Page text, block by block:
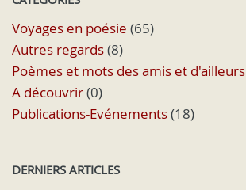
Voyages en poésie (65)
Autres regards(8)
Poèmes et mots des amis et d'ailleurs
A découvrir(0)
Publications-Evénements(18)
DERNIERS ARTICLES